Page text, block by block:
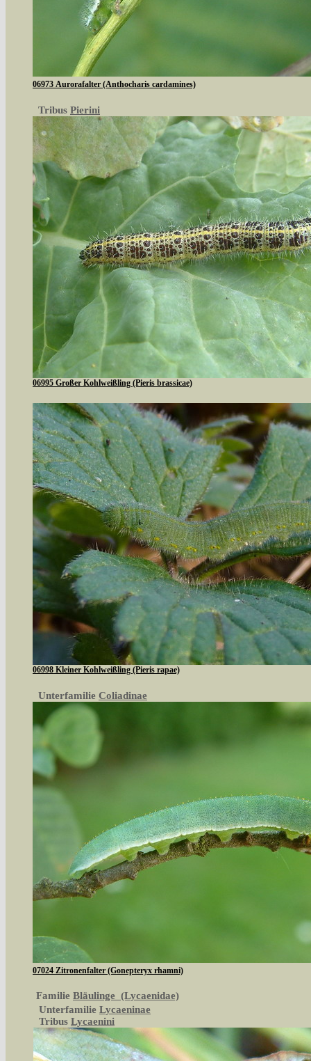
06973 Aurorafalter (Anthocharis cardamines)
Tribus Pierini
06995 Großer Kohlweißling (Pieris brassicae)
06998 Kleiner Kohlweißling (Pieris rapae)
Unterfamilie Coliadinae
07024 Zitronenfalter (Gonepteryx rhamni)
Familie Bläulinge (Lycaenidae)
Unterfamilie Lycaeninae
Tribus Lycaenini